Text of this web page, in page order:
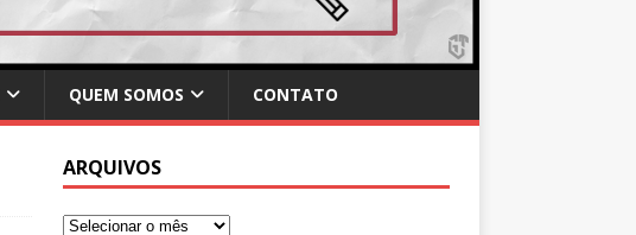
QUEM SOMOS CONTATO
ARQUIVOS